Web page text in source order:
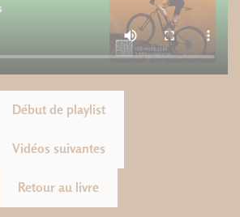
Début de playlist
Vidéos suivantes
Retour au livre